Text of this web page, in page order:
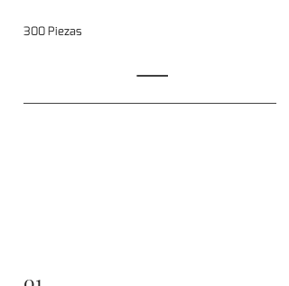
300 Piezas